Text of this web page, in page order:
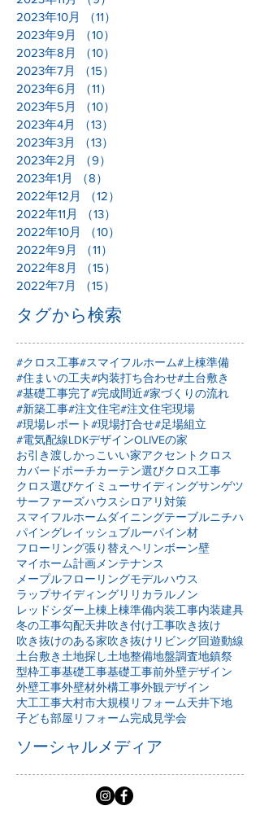
2023年12月
（9）
2023年11月
（9）
2023年10月
（11）
2023年9月
（10）
2023年8月
（10）
2023年7月
（15）
2023年6月
（11）
2023年5月
（10）
2023年4月
（13）
2023年3月
（13）
2023年2月
（9）
2023年1月 （8）8件の記事
2022年12月
（12）
2022年11月
（13）
2022年10月
（10）
2022年9月
（11）
2022年8月
（15）
2022年7月 （15）15件の記事
タグから検索
#クロス工事#スマイフルホーム#上棟準備
#住まいの工夫#内装打ち合わせ#土台敷き
#基礎工事完了 #完成間近 #家づくりの流れ
#新築工事#注文住宅#注文住宅現場
#現場レポート
#現場打合せ #足場組立
#電気配線LDKデザインOLIVEの家
お引き渡しかっこいい家 アクセントクロス
カバードポーチ カーテン選びクロス工事
クロス選び ケイミュー サイディングサンゲツ
サーファーズハウス シロアリ対策
スマイフルホームダイニングテーブル
パイングレイッシュブルーパイン材
フローリング張り替えヘリンボーン壁
マイホーム計画 メンテナンス
メープルフローリングモデルハウス
ラップサイディング リリカラルノン
レッドシダー 上棟上棟準備 内装工事内装建具
冬の工事 勾配天井 吹き付け工事吹き抜け
吹き抜けのある家吹き抜けリビング回遊動線
土台敷き土地探し土地整備地盤調査 地鎮祭
型枠工事基礎工事基礎工事前
外壁デザイン
外壁工事外壁材 外構工事外観デザイン
子ども部屋リフォーム完成見学会
ソーシャルメディア